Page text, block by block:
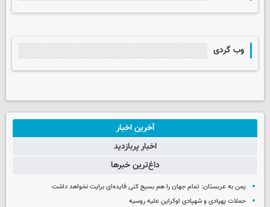
وب گردی
آخرین اخبار
اخبار پربازدید
داغ‌ترین خبرها
یمن به عربستان: تمام جهان را هم بسیج کنی فایده‌ای برایت نخواهد داشت
حملات پهپادی و شهپادی اوکراین علیه روسیه